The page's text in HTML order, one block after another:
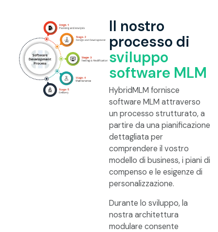
Il nostro
processo di
sviluppo
software MLM
HybridMLM fornisce
software MLM attraverso
un processo strutturato, a
partire da una pianificazione
dettagliata per
comprendere il vostro
modello di business, i piani di
compenso e le esigenze di
personalizzazione.
Durante lo sviluppo, la
nostra architettura
modulare consente